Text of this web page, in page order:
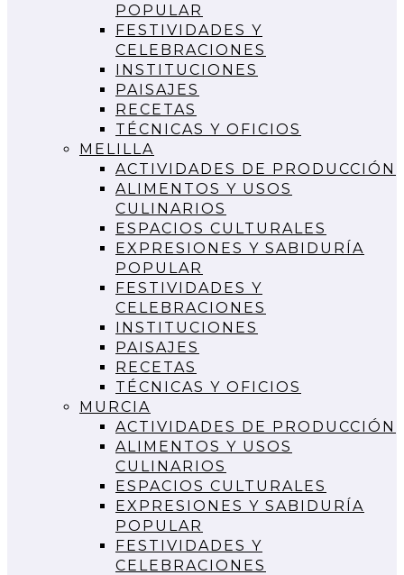
POPULAR
FESTIVIDADES Y
CELEBRACIONES
INSTITUCIONES
PAISAJES
RECETAS
TÉCNICAS Y OFICIOS
MELILLA
ACTIVIDADES DE PRODUCCIÓN
ALIMENTOS Y USOS
CULINARIOS
ESPACIOS CULTURALES
EXPRESIONES Y SABIDURÍA
POPULAR
FESTIVIDADES Y
CELEBRACIONES
INSTITUCIONES
PAISAJES
RECETAS
TÉCNICAS Y OFICIOS
MURCIA
ACTIVIDADES DE PRODUCCIÓN
ALIMENTOS Y USOS
CULINARIOS
ESPACIOS CULTURALES
EXPRESIONES Y SABIDURÍA
POPULAR
FESTIVIDADES Y
CELEBRACIONES